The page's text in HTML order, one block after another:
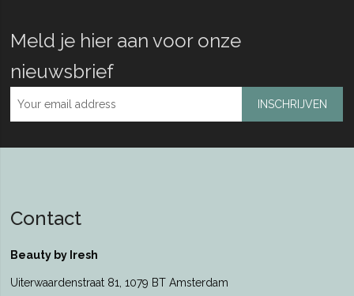
Meld je hier aan voor onze
nieuwsbrief
INSCHRIJVEN
Contact
Beauty by Iresh
Uiterwaardenstraat 81, 1079 BT Amsterdam